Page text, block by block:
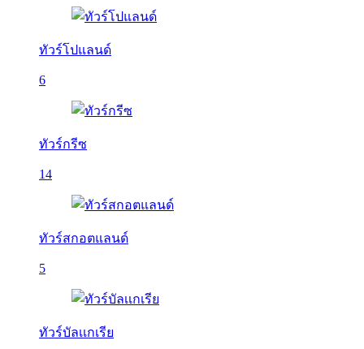
ทัวร์โปแลนด์
6
ทัวร์กรีซ
14
ทัวร์สกอตแลนด์
5
ทัวร์บัลเเกเรีย